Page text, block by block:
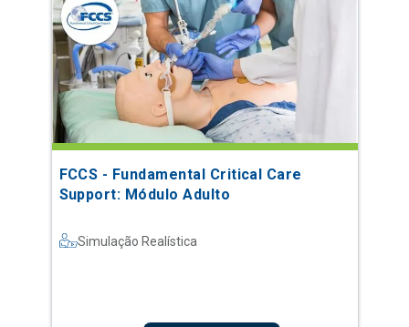
FCCS - Fundamental Critical Care
Support: Módulo Adulto
Simulação Realística